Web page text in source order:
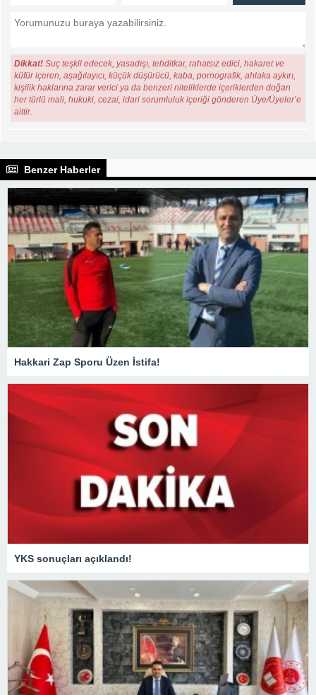
Dikkat! Suç teşkil edecek, yasadışı, tehditkar, rahatsız edici, hakaret ve
küfür içeren, aşağılayıcı, küçük düşürücü, kaba, pornografik, ahlaka aykırı,
kişilik haklarına zarar verici ya da benzeri niteliklerde içeriklerden doğan
her türlü mali, hukuki, cezai, idari sorumluluk içeriği gönderen Üye/Üyeler’e
aittir.
Benzer Haberler
Hakkari Zap Sporu Üzen İstifa!
YKS sonuçları açıklandı!